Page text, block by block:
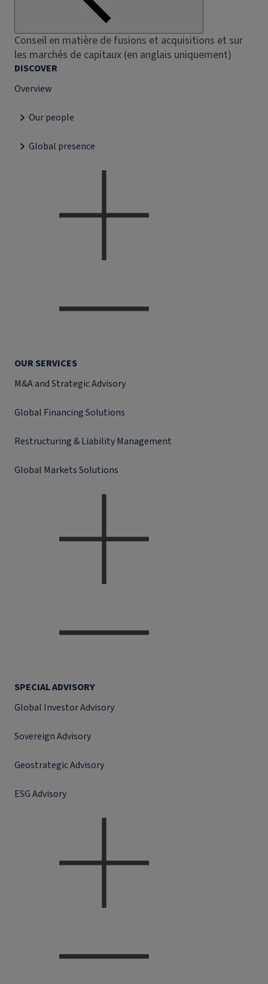
Conseil en matière de fusions et acquisitions et sur
les marchés de capitaux (en anglais uniquement)
DISCOVER
Overview
Our people
Global presence
OUR SERVICES
M&A and Strategic Advisory
Global Financing Solutions
Restructuring & Liability Management
Global Markets Solutions
SPECIAL ADVISORY
Global Investor Advisory
Sovereign Advisory
Geostrategic Advisory
ESG Advisory